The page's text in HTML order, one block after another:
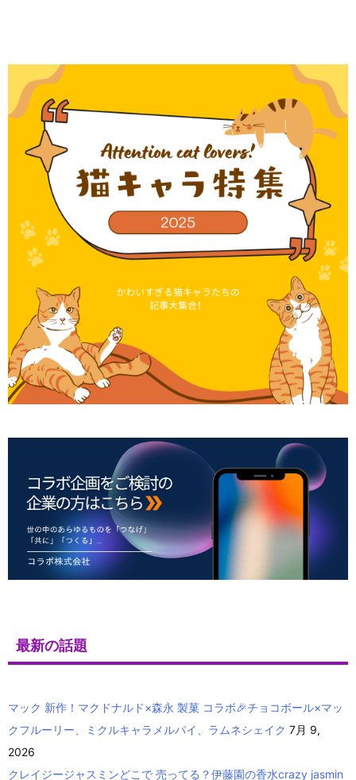
最新の話題
マック 新作！マクドナルド×森永 製菓 コラボ🎉チョコボール×マッ
クフルーリー、ミクルキャラメルパイ、ラムネシェイク 7月 9,
2026
クレイジージャスミンどこで 売ってる？伊藤園の香水crazy jasmin